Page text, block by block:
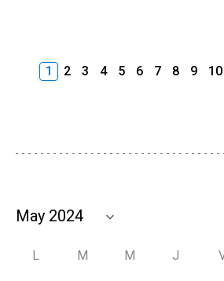
1 2 3 4 5 6 7 8 9 10
L M M J